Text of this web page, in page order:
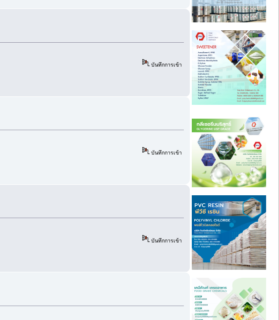
บันทึกการเข้า
บันทึกการเข้า
บันทึกการเข้า